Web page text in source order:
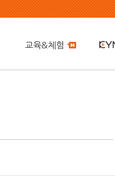
교육&체험